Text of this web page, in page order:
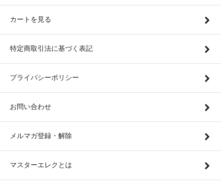
カートを見る
特定商取引法に基づく表記
プライバシーポリシー
お問い合わせ
メルマガ登録・解除
マスターエレクとは